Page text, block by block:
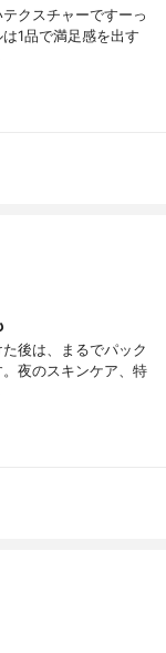
クスチャーですーっ
1品で満足感を出す
後は、まるでパック
夜のスキンケア、特